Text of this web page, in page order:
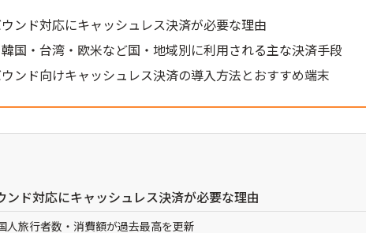
ンド対応にキャッシュレス決済が必要な理由
国・台湾・欧米など国・地域別に利用される主な決済手段
ンド向けキャッシュレス決済の導入方法とおすすめ端末
ンド対応にキャッシュレス決済が必要な理由
人旅行者数・消費額が過去最高を更新